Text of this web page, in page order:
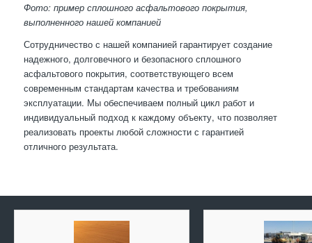
Фото: пример сплошного асфальтового покрытия,
выполненного нашей компанией
Сотрудничество с нашей компанией гарантирует создание
надежного, долговечного и безопасного сплошного
асфальтового покрытия, соответствующего всем
современным стандартам качества и требованиям
эксплуатации. Мы обеспечиваем полный цикл работ и
индивидуальный подход к каждому объекту, что позволяет
реализовать проекты любой сложности с гарантией
отличного результата.